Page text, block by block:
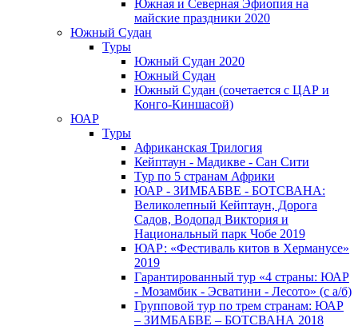
Южная и Северная Эфиопия на
майские праздники 2020
Южный Судан
Туры
Южный Cудан 2020
Южный Cудан
Южный Судан (сочетается с ЦАР и
Конго-Киншасой)
ЮАР
Туры
Африканская Трилогия
Кейптаун - Мадикве - Сан Сити
Тур по 5 странам Африки
ЮАР - ЗИМБАБВЕ - БОТСВАНА:
Великолепный Кейптаун, Дорога
Садов, Водопад Виктория и
Национальный парк Чобе 2019
ЮАР: «Фестиваль китов в Херманусе»
2019
Гарантированный тур «4 страны: ЮАР
- Мозамбик - Эсватини - Лесото» (с а/б)
Групповой тур по трем странам: ЮАР
– ЗИМБАБВЕ – БОТСВАНА 2018